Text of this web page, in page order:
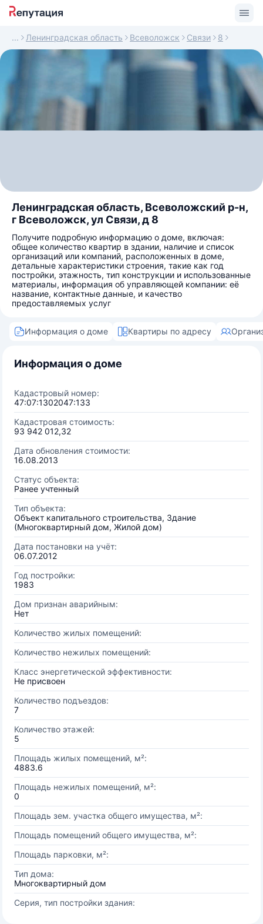
Ленинградская область Всеволожск Связи 8
Ленинградская область, Всеволожский р-н,
г Всеволожск, ул Связи, д 8
Получите подробную информацию о доме, включая:
общее количество квартир в здании, наличие и список
организаций или компаний, расположенных в доме,
детальные характеристики строения, такие как год
постройки, этажность, тип конструкции и использованные
материалы, информация об управляющей компании: её
название, контактные данные, и качество
предоставляемых услуг
Информация о доме Квартиры по адресу
Информация о доме
Кадастровый номер:
47:07:1302047:133
Кадастровая стоимость:
93 942 012,32
Дата обновления стоимости:
16.08.2013
Статус объекта:
Ранее учтенный
Тип объекта:
Объект капитального строительства, Здание
(Многоквартирный дом, Жилой дом)
Дата постановки на учёт:
06.07.2012
Год постройки:
1983
Дом признан аварийным:
Нет
Количество жилых помещений:
Количество нежилых помещений:
Класс энергетической эффективности:
Не присвоен
Количество подъездов:
7
Количество этажей:
5
Площадь жилых помещений, м²:
4883.6
Площадь нежилых помещений, м²:
0
Площадь зем. участка общего имущества, м²:
Площадь помещений общего имущества, м²:
Площадь парковки, м²:
Тип дома:
Многоквартирный дом
Серия, тип постройки здания: